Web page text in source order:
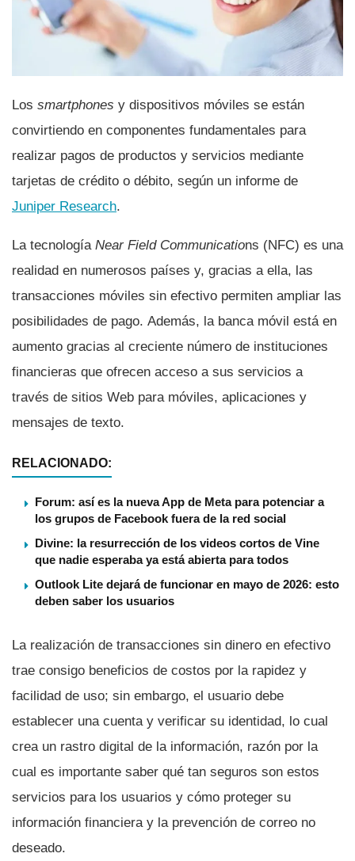
Los smartphones y dispositivos móviles se están
convirtiendo en componentes fundamentales para
realizar pagos de productos y servicios mediante
tarjetas de crédito o débito, según un informe de
Juniper Research.
La tecnologí­a Near Field Communications (NFC) es una
realidad en numerosos paí­ses y, gracias a ella, las
transacciones móviles sin efectivo permiten ampliar las
posibilidades de pago. Además, la banca móvil está en
aumento gracias al creciente número de instituciones
financieras que ofrecen acceso a sus servicios a
través de sitios Web para móviles, aplicaciones y
mensajes de texto.
RELACIONADO:
Forum: así es la nueva App de Meta para potenciar a
los grupos de Facebook fuera de la red social
Divine: la resurrección de los videos cortos de Vine
que nadie esperaba ya está abierta para todos
Outlook Lite dejará de funcionar en mayo de 2026: esto
deben saber los usuarios
La realización de transacciones sin dinero en efectivo
trae consigo beneficios de costos por la rapidez y
facilidad de uso; sin embargo, el usuario debe
establecer una cuenta y verificar su identidad, lo cual
crea un rastro digital de la información, razón por la
cual es importante saber qué tan seguros son estos
servicios para los usuarios y cómo proteger su
información financiera y la prevención de correo no
deseado.